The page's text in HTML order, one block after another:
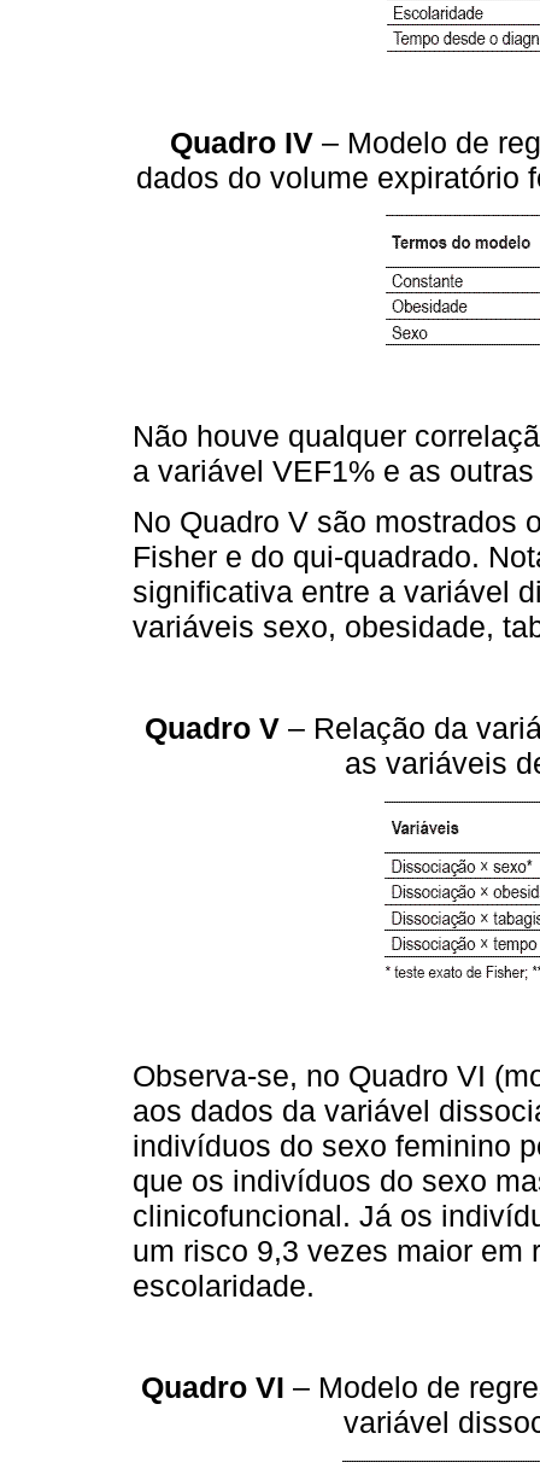
Quadro IV– Modelo de
dados do volume expiratório
Não houve qualquer
a variável VEF1% e as
No Quadro V são mostrados
Fisher e do qui-quadrado.
significativa entre a variável
variáveis sexo, obesidade,
Quadro V – Relação da
as variáveis
Observa-se, no Quadro VI
aos dados da variável
indivíduos do sexo feminino
que os indivíduos do sexo
clinicofuncional. Já os
um risco 9,3 vezes maior
escolaridade.
Quadro VI – Modelo de
variável